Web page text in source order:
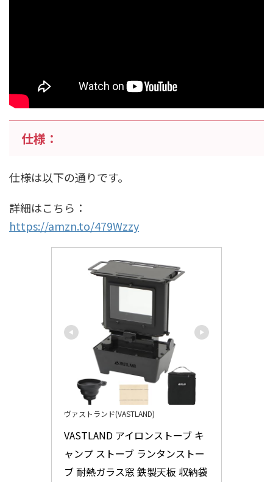
仕様：
仕様は以下の通りです。
詳細はこちら：
https://amzn.to/479Wzzy
ヴァストランド(VASTLAND)
VASTLAND アイロンストーブ キ
ャンプ ストーブ ランタンストー
ブ 耐熱ガラス窓 鉄製天板 収納袋